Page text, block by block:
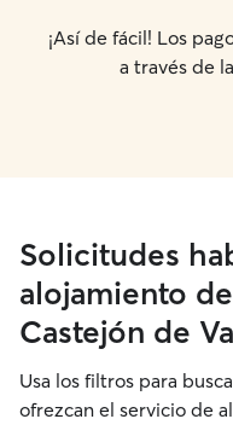
¡Así de fácil! Los
a través de
Solicitudes
alojamiento
Castejón de
Usa los filtros para
ofrezcan el servicio de